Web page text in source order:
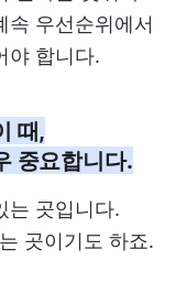
속 우선순위에서
야 합니다.
때,
중요합니다.
는 곳입니다.
곳이기도 하죠.